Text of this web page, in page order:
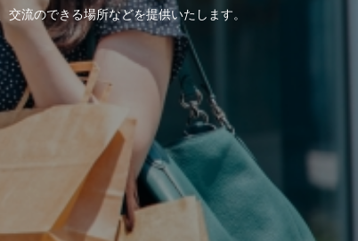
流のできる場所などを提供いたします。